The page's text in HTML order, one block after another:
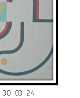
30 03 24